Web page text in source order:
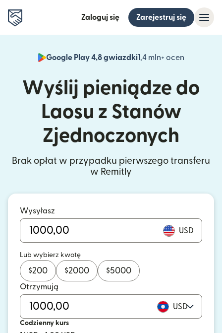
Zaloguj się Zarejestruj się
Google Play 4,8 gwiazdki1,4 mln+ ocen
(otwiera
Wyślij pieniądze do
Laosu z Stanów
Zjednoczonych
Brak opłat w przypadku pierwszego transferu
w Remitly
Wysyłasz
USD
Lub wybierz kwotę
$200 $2000 $5000
Otrzymują
USD
Codzienny kurs